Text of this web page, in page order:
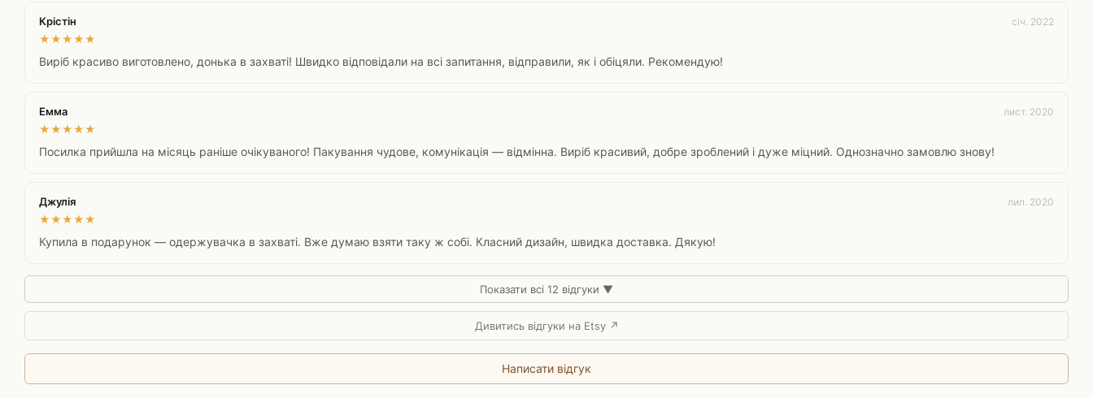
Крістін січ. 2022
★★★★★
Виріб красиво виготовлено, донька в захваті! Швидко відповідали на всі запитання, відправили, як і обіцяли. Рекомендую!
Емма лист. 2020
★★★★★
Посилка прийшла на місяць раніше очікуваного! Пакування чудове, комунікація — відмінна. Виріб красивий, добре зроблений і дуже міцний. Однозначно замовлю знову!
Джулія лип. 2020
★★★★★
Купила в подарунок — одержувачка в захваті. Вже думаю взяти таку ж собі. Класний дизайн, швидка доставка. Дякую!
Показати всі 12 відгуки ▼
Дивитись відгуки на Etsy ↗
Написати відгук